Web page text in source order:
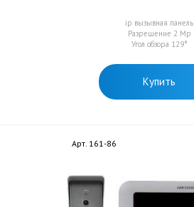
ip вызывная панель
Разрешение 2 Мр
Угол обзора 129°
Купить
Арт. 161-86